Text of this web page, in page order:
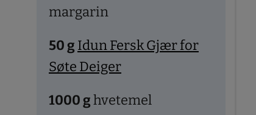
margarin
50g Idun Fersk Gjær for
Søte Deiger
1000ghvetemel